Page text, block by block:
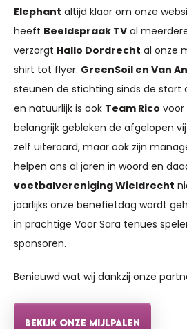
Elephant altijd klaar om onze
heeft Beeldspraak TV al
verzorgt Hallo Dordrecht al onze
shirt tot flyer. GreenSoil en Van
steunen de stichting sinds de start
en natuurlijk is ook Team Rico
belangrijk gebleken de afgelopen
zelf uiteraard, maar ook zijn
helpen ons al jaren in woord en
voetbalvereniging Wieldrecht
jaarlijks onze benefietdag wordt
in prachtige Voor Sara tenues
sponsoren.
Benieuwd wat wij dankzij onze
BEKIJK ONZE MIJLPALEN